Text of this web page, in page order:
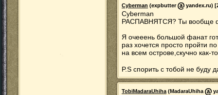
Cyberman (expbutter yandex.ru)
Cyberman
РАСПАВНЯТСЯ? Ты вообще
Я очееень большой фанат
раз хочется просто пройти
на всем острове,скучно как-
P.S спорить с тобой не буду
TobiMadaraUhiha(MadaraUhiha